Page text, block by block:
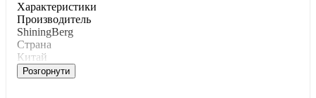
Характеристики
Производитель
ShiningBerg
Страна
Китай
Розгорнути